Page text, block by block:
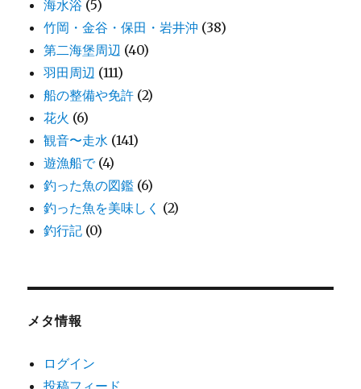
海水浴 (5)
竹岡・金谷・保田・岩井沖 (38)
第二海堡周辺 (40)
羽田周辺 (111)
船の整備や免許 (2)
花火 (6)
観音〜走水 (141)
遊漁船で(4)
釣った魚の図鑑 (6)
釣った魚を美味しく (2)
釣行記 (0)
メタ情報
ログイン